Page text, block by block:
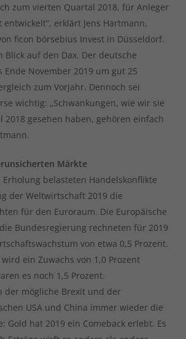
zum vierten Quartal 2018, für Anleger
erklärt Jens Hartmann,
ficon börsebius Invest in Düsseldorf.
Blick auf den Dax. Der deutsche
Ende November 2019 um gut 25
zum Vorjahr. Dennoch sei
wichtig: „Schwankungen, wie wir sie
2018 gesehen haben, gehören einfach
Märkte
belasteten Handelskonflikte
der Weltwirtschaft 2019 die
für den Euroraum. Die Europäische
Bundesregierung rechneten für 2019
von etwa 0,5 Prozent.
wird ein Zuwachs von 1,0 Prozent
es noch 1,5 Prozent.
der mögliche Brexit und der
USA und China immer wieder die
Gold hat 2019 ein Comeback erlebt. Es